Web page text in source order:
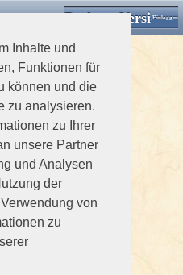
Inhalte und
Funktionen für
können und die
zu analysieren.
zu Ihrer
unsere Partner
und Analysen
der
von
zu
Desktop VersionEinloggen